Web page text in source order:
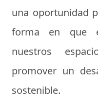
una oportunidad
forma en que
nuestros
promover un
sostenible.